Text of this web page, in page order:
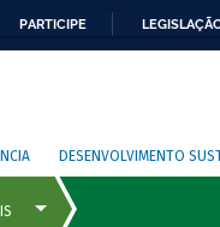
PARTICIPE
DESENVOLVIMENTO